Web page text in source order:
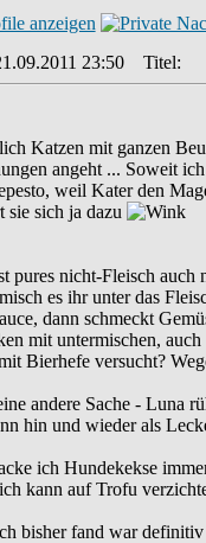
23:50 Titel:
Katzen mit ganzen
angeht ... Soweit
weil Kater den
sie sich ja dazu
pures nicht-Fleisch auch
es ihr unter das
dann schmeckt
mit untermischen,
Bierhefe versucht?
andere Sache - Luna
hin und wieder als
ich Hundekekse
kann auf Trofu
bisher fand war